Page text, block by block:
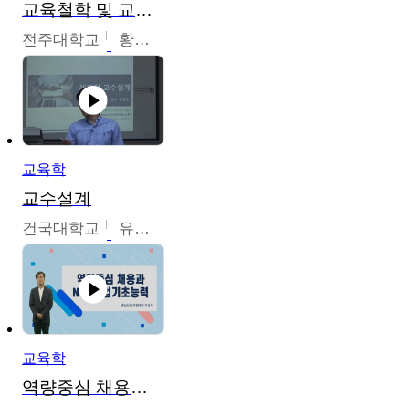
교육철학 및 교육사
전주대학교 황혜연
교육학
교수설계
건국대학교 유병민
교육학
역량중심 채용과 NCS직업기초능력